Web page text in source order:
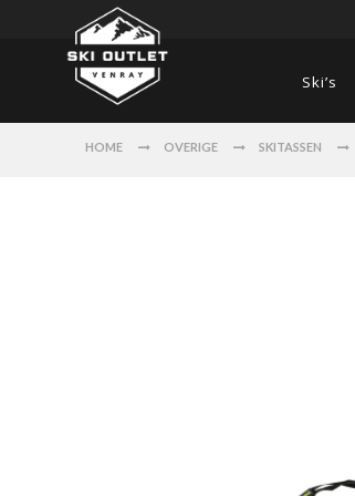
Ski’s
HOME OVERIGE SKITASSEN